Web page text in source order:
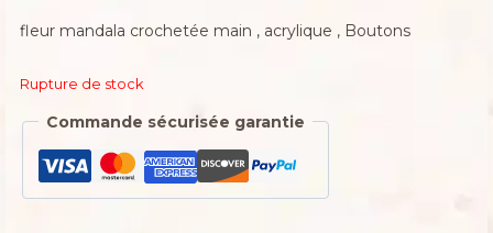
fleur mandala crochetée main , acrylique , Boutons
Rupture de stock
Commande sécurisée garantie